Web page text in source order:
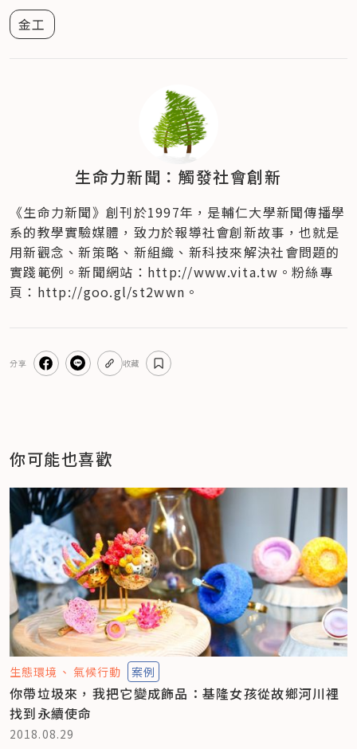
金工
生命力新聞：觸發社會創新
《生命力新聞》創刊於1997年，是輔仁大學新聞傳播學
系的教學實驗媒體，致力於報導社會創新故事，也就是
用新觀念、新策略、新組織、新科技來解決社會問題的
實踐範例。新聞網站：http://www.vita.tw。粉絲專
頁：http://goo.gl/st2wwn。
分享 收藏
你可能也喜歡
生態環境 氣候行動 案例
你帶垃圾來，我把它變成飾品：基隆女孩從故鄉河川裡
找到永續使命
2018.08.29